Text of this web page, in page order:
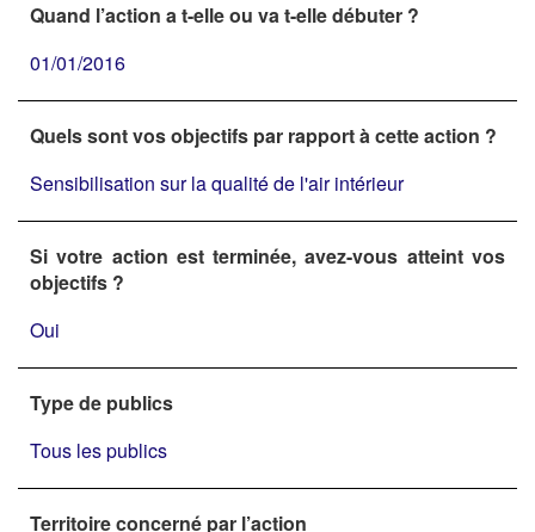
Quand l’action a t-elle ou va t-elle débuter ?
01/01/2016
Quels sont vos objectifs par rapport à cette action ?
Sensibilisation sur la qualité de l'air intérieur
Si votre action est terminée, avez-vous atteint vos
objectifs ?
Oui
Type de publics
Tous les publics
Territoire concerné par l’action